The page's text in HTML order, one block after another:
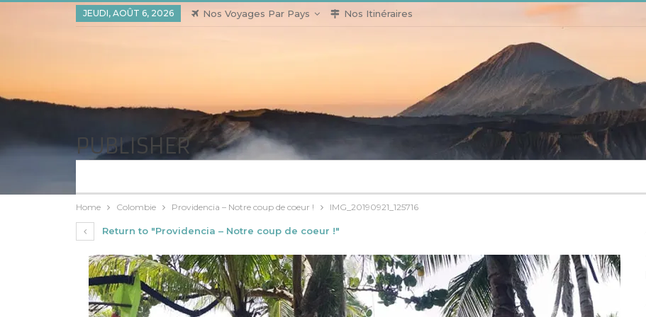
JEUDI, AOÛT 6, 2026 Nos Voyages Par Pays Nos Itinéraires
PUBLISHER
Home Colombie Providencia – Notre coup de coeur ! IMG_20190921_125716
Return to "Providencia – Notre coup de coeur !"